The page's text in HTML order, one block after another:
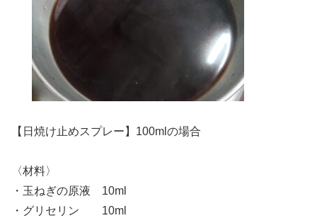
【日焼け止めスプレー】100mlの場合
〈材料〉
・玉ねぎの原液 10ml
・グリセリン 10ml